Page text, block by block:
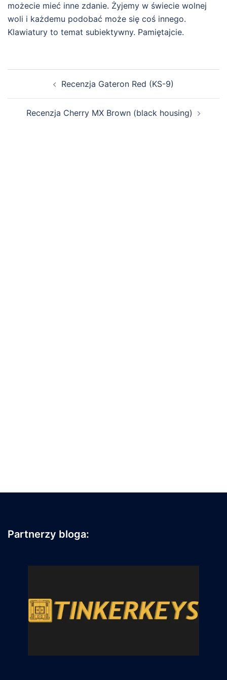
możecie mieć inne zdanie. Żyjemy w świecie wolnej
woli i każdemu podobać może się coś innego.
Klawiatury to temat subiektywny. Pamiętajcie.
Recenzja Gateron Red (KS-9)
Recenzja Cherry MX Brown (black housing)
Partnerzy bloga: